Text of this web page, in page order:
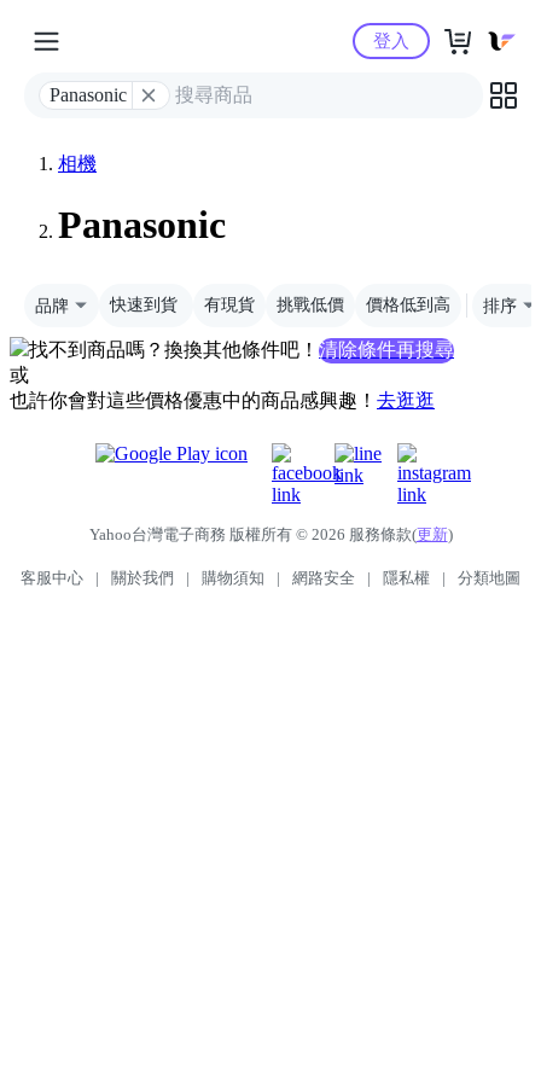
Yahoo購物中心
Panasonic
登入
相機
Panasonic
品牌 快速到貨 有現貨 挑戰低價 價格低到高 排序
找不到商品嗎？換換其他條件吧！ 清除條件再搜尋
或
也許你會對這些價格優惠中的商品感興趣！ 去逛逛
Yahoo台灣電子商務 版權所有 © 2026 服務條款(更新)
客服中心 | 關於我們 | 購物須知 | 網路安全 | 隱私權 | 分類地圖